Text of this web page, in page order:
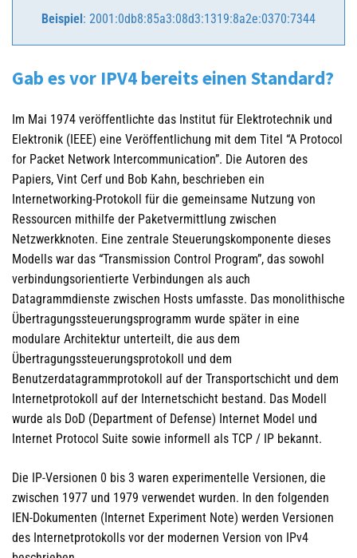
Beispiel: 2001:0db8:85a3:08d3:1319:8a2e:0370:7344
Gab es vor IPV4 bereits einen Standard?
Im Mai 1974 veröffentlichte das Institut für Elektrotechnik und
Elektronik (IEEE) eine Veröffentlichung mit dem Titel “A Protocol
for Packet Network Intercommunication”. Die Autoren des
Papiers, Vint Cerf und Bob Kahn, beschrieben ein
Internetworking-Protokoll für die gemeinsame Nutzung von
Ressourcen mithilfe der Paketvermittlung zwischen
Netzwerkknoten. Eine zentrale Steuerungskomponente dieses
Modells war das “Transmission Control Program”, das sowohl
verbindungsorientierte Verbindungen als auch
Datagrammdienste zwischen Hosts umfasste. Das monolithische
Übertragungssteuerungsprogramm wurde später in eine
modulare Architektur unterteilt, die aus dem
Übertragungssteuerungsprotokoll und dem
Benutzerdatagrammprotokoll auf der Transportschicht und dem
Internetprotokoll auf der Internetschicht bestand. Das Modell
wurde als DoD (Department of Defense) Internet Model und
Internet Protocol Suite sowie informell als TCP / IP bekannt.
Die IP-Versionen 0 bis 3 waren experimentelle Versionen, die
zwischen 1977 und 1979 verwendet wurden. In den folgenden
IEN-Dokumenten (Internet Experiment Note) werden Versionen
des Internetprotokolls vor der modernen Version von IPv4